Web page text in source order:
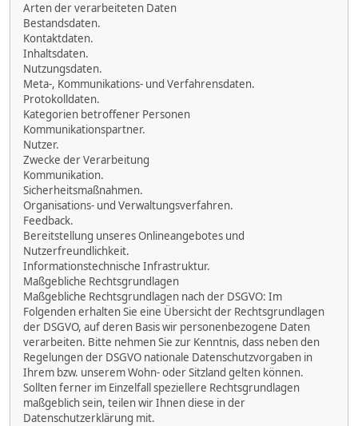
Arten der verarbeiteten Daten
Bestandsdaten.
Kontaktdaten.
Inhaltsdaten.
Nutzungsdaten.
Meta-, Kommunikations- und Verfahrensdaten.
Protokolldaten.
Kategorien betroffener Personen
Kommunikationspartner.
Nutzer.
Zwecke der Verarbeitung
Kommunikation.
Sicherheitsmaßnahmen.
Organisations- und Verwaltungsverfahren.
Feedback.
Bereitstellung unseres Onlineangebotes und
Nutzerfreundlichkeit.
Informationstechnische Infrastruktur.
Maßgebliche Rechtsgrundlagen
Maßgebliche Rechtsgrundlagen nach der DSGVO: Im
Folgenden erhalten Sie eine Übersicht der Rechtsgrundlagen
der DSGVO, auf deren Basis wir personenbezogene Daten
verarbeiten. Bitte nehmen Sie zur Kenntnis, dass neben den
Regelungen der DSGVO nationale Datenschutzvorgaben in
Ihrem bzw. unserem Wohn- oder Sitzland gelten können.
Sollten ferner im Einzelfall speziellere Rechtsgrundlagen
maßgeblich sein, teilen wir Ihnen diese in der
Datenschutzerklärung mit.